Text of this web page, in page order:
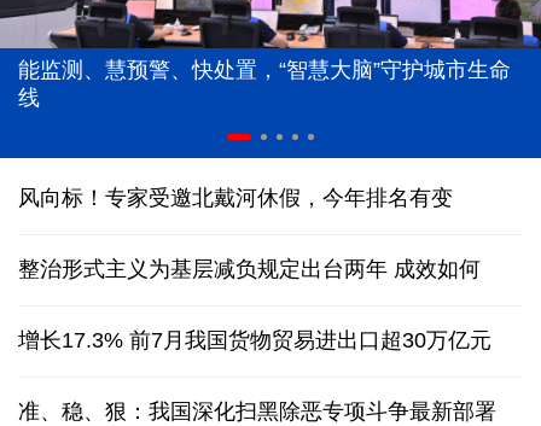
能监测、慧预警、快处置，“智慧大脑”守护城市生命
线
风向标！专家受邀北戴河休假，今年排名有变
整治形式主义为基层减负规定出台两年 成效如何
增长17.3% 前7月我国货物贸易进出口超30万亿元
准、稳、狠：我国深化扫黑除恶专项斗争最新部署